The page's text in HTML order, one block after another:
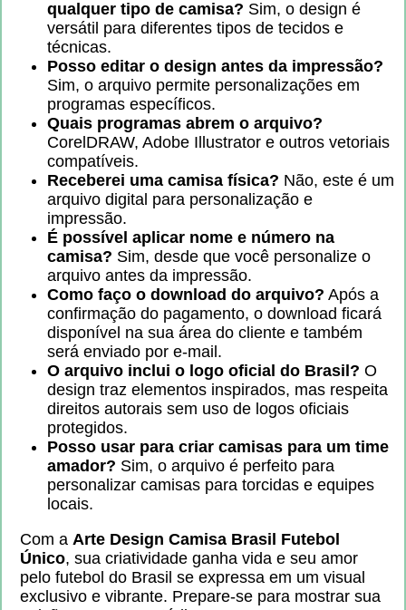
qualquer tipo de camisa? Sim, o design é
versátil para diferentes tipos de tecidos e
técnicas.
Posso editar o design antes da impressão?
Sim, o arquivo permite personalizações em
programas específicos.
Quais programas abrem o arquivo?
CorelDRAW, Adobe Illustrator e outros vetoriais
compatíveis.
Receberei uma camisa física? Não, este é um
arquivo digital para personalização e
impressão.
É possível aplicar nome e número na
camisa? Sim, desde que você personalize o
arquivo antes da impressão.
Como faço o download do arquivo? Após a
confirmação do pagamento, o download ficará
disponível na sua área do cliente e também
será enviado por e-mail.
O arquivo inclui o logo oficial do Brasil? O
design traz elementos inspirados, mas respeita
direitos autorais sem uso de logos oficiais
protegidos.
Posso usar para criar camisas para um time
amador? Sim, o arquivo é perfeito para
personalizar camisas para torcidas e equipes
locais.
Com a Arte Design Camisa Brasil Futebol
Único, sua criatividade ganha vida e seu amor
pelo futebol do Brasil se expressa em um visual
exclusivo e vibrante. Prepare-se para mostrar sua